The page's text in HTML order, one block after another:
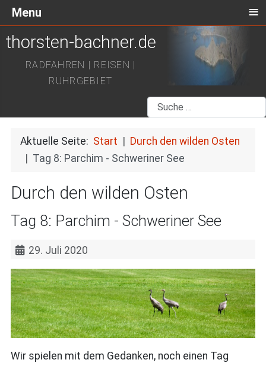
thorsten-bachner.de
RADFAHREN | REISEN |
RUHRGEBIET
Suchen
Aktuelle Seite: Start
Durch den wilden Osten
Tag 8: Parchim - Schweriner See
Durch den wilden Osten
Tag 8: Parchim - Schweriner See
29. Juli 2020
Wir spielen mit dem Gedanken, noch einen Tag
Menu ≡